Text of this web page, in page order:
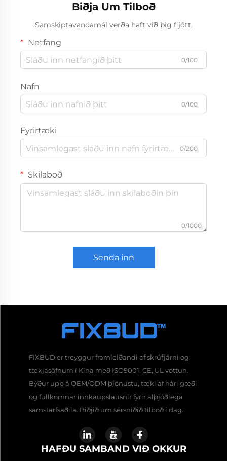
Biðja Um Tilboð
Samskiptavandamál verða haft við þig fljótt.
Netfang
0/100
Nafn
0/100
Fyrirtæki
0/200
Skilaboð
0/1000
Senda inn
FIXBUD er treyggur framleiðandi af skrúfjárni og
tækjasöfnum í Kína með ISO9001, CE, UL vottun.
Býður upp á OEM/ODM þjónustu, tæki af hári gæði
og fullkomnar innkaupslausnir fyrir alþjóðlega
samstarfsaðila. Biðjið um sérsniðið tilboð í dag.
HAFÐU SAMBAND VIÐ OKKUR